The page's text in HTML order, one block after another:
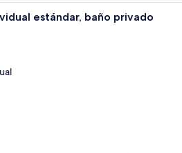
Habitación de hotel con
estándar, baño privado